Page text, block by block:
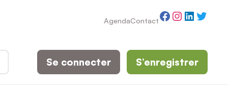
AgendaContactFacebook
Instagram
Se connecter S’enregistrer